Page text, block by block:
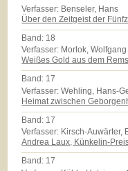
Verfasser: Benseler, Hans
Über den Zeitgeist der
Band: 18
Verfasser: Morlok, Wolfgang
Weißes Gold aus dem
Band: 17
Verfasser: Wehling, Hans-
Heimat zwischen
Band: 17
Verfasser: Kirsch-Auwärter,
Andrea Laux, Künkelin-
Band: 17